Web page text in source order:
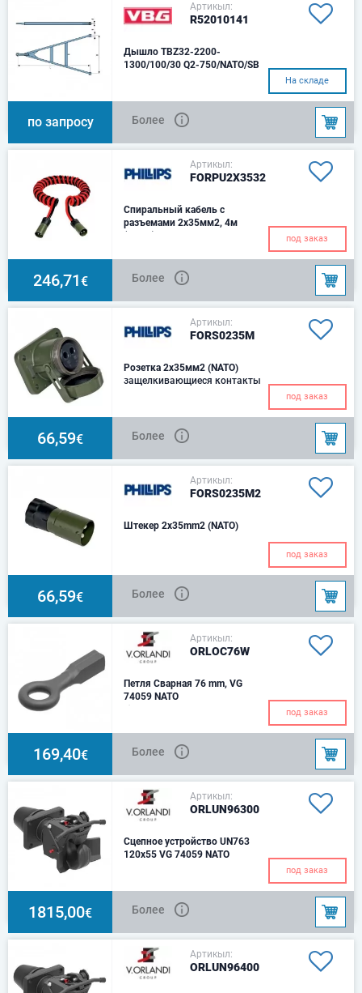
Артикыл:
R52010141
Дышло TBZ32-2200-
1300/100/30 Q2-750/NATO/SB
втулки - SB,100/30 диаметр
петли - NATO 74059
На складе
по запросу Более
Артикыл:
FORPU2X3532
Спиральный кабель с
разъемами 2x35мм2, 4м
(NATO)
под заказ
246,71€ Более
Артикыл:
FORS0235M
Розетка 2х35мм2 (NATO)
защелкивающиеся контакты
под заказ
66,59€ Более
Артикыл:
FORS0235M2
Штекер 2x35mm2 (NATO)
под заказ
66,59€ Более
Артикыл:
ORLOC76W
Петля Сварная 76 mm, VG
74059 NATO
Ø 76
под заказ
169,40€ Более
Артикыл:
ORLUN96300
Сцепное устройство UN763
120x55 VG 74059 NATO
Вес – 27 кг.
под заказ
1815,00€ Более
Артикыл:
ORLUN96400